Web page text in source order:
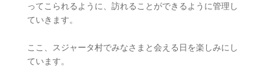
ってこられるように、訪れることができるように管理し
ていきます。
ここ、スジャータ村でみなさまと会える日を楽しみにし
ています。